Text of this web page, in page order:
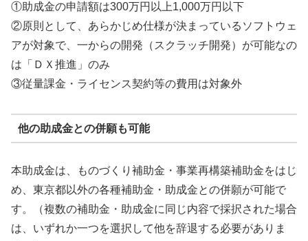
①助成金の申請額は300万円以上1,000万円以下
②原則として、あらかじめ仕様が決まっているソフトウェ
アが対象で、一からの開発（スクラッチ開発）が可能なの
は「ＤＸ推進」のみ
③従量課金・ライセンス契約等の費用は対象外
他の助成金との併願も可能
本助成金は、ものづくり補助金・事業再構築補助金をはじ
め、東京都以外の各種補助金・助成金との併願が可能で
す。（複数の補助金・助成金に同じ内容で採択された場合
は、いずれか一つを選択して他を辞退する必要がありま